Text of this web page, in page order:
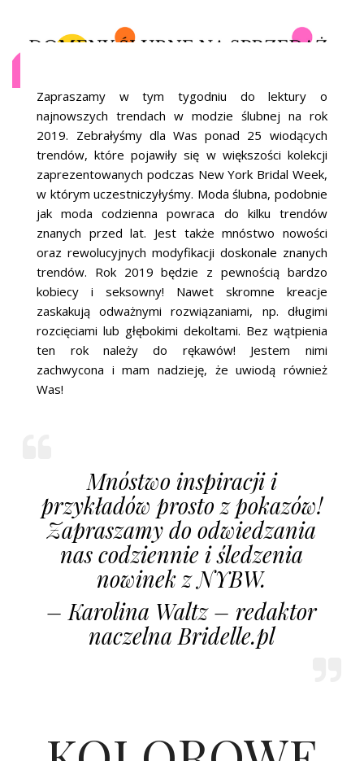
{HOT SEXY BEST}
BRI GROUP
ŚLUBNE STYLE
MAGAZYNY
ARCHIWUM
Zapraszamy w tym tygodniu do lektury o
najnowszych trendach w modzie ślubnej na rok
2019. Zebrałyśmy dla Was ponad 25 wiodących
trendów, które pojawiły się w większości kolekcji
zaprezentowanych podczas New York Bridal Week,
w którym uczestniczyłyśmy. Moda ślubna, podobnie
jak moda codzienna powraca do kilku trendów
znanych przed lat. Jest także mnóstwo nowości
oraz rewolucyjnych modyfikacji doskonale znanych
trendów. Rok 2019 będzie z pewnością bardzo
kobiecy i seksowny! Nawet skromne kreacje
zaskakują odważnymi rozwiązaniami, np. długimi
rozcięciami lub głębokimi dekoltami. Bez wątpienia
ten rok należy do rękawów! Jestem nimi
zachwycona i mam nadzieję, że uwiodą również
Was!
Mnóstwo inspiracji i
przykładów prosto z pokazów!
Zapraszamy do odwiedzania
nas codziennie i śledzenia
nowinek z NYBW.
– Karolina Waltz – redaktor
naczelna Bridelle.pl